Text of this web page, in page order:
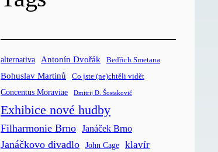
alternativa Antonín Dvořák Bedřich Smetana
Bohuslav Martinů Co jste (ne)chtěli vidět
Concentus Moraviae Dmitrij D. Šostakovič
Exhibice nové hudby
Filharmonie Brno Janáček Brno
Janáčkovo divadlo John Cage klavír